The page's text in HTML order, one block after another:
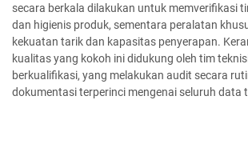
secara berkala dilakukan untuk memverifikasi
dan higienis produk, sementara peralatan
kekuatan tarik dan kapasitas penyerapan.
kualitas yang kokoh ini didukung oleh tim
berkualifikasi, yang melakukan audit secara
dokumentasi terperinci mengenai seluruh data